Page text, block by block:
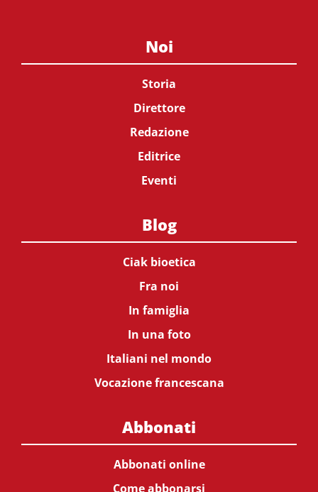
Noi
Storia
Direttore
Redazione
Editrice
Eventi
Blog
Ciak bioetica
Fra noi
In famiglia
In una foto
Italiani nel mondo
Vocazione francescana
Abbonati
Abbonati online
Come abbonarsi